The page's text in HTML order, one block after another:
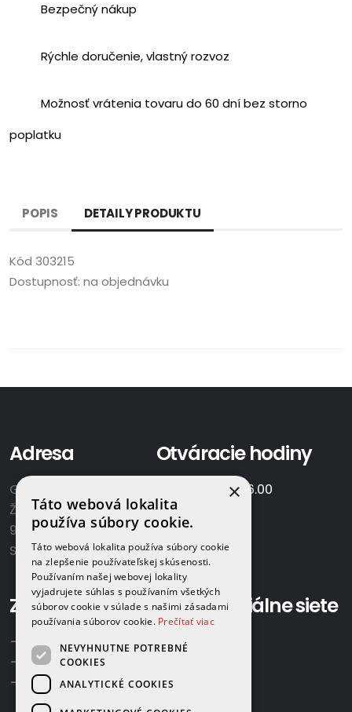
Bezpečný nákup
Rýchle doručenie, vlastný rozvoz
Možnosť vrátenia tovaru do 60 dní bez storno
poplatku
POPIS DETAILY PRODUKTU
Kód 303215
Dostupnosť: na objednávku
Adresa
GAMAPLYN s.r.o.
Železničná 570/8
922 02 Krakovany
Slovensko
Otváracie hodiny
7.00 - 16.00
So:
Zavolajte nám:
+421 918 524 702
+421 907 958 768
+421 948 615 083
Sociálne siete
×
Táto webová lokalita
používa súbory cookie.
Táto webová lokalita používa súbory cookie
na zlepšenie používateľskej skúsenosti.
Používaním našej webovej lokality
vyjadrujete súhlas s používaním všetkých
súborov cookie v súlade s našimi zásadami
používania súborov cookie. Prečítať viac
NEVYHNUTNE POTREBNÉ
COOKIES
ANALYTICKÉ COOKIES